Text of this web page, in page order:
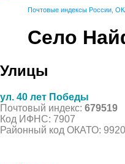
Почтовые индексы России,
Село
Улицы
ул. 40 лет Победы
Почтовый индекс: 679519
Код ИФНС: 7907
Районный код ОКАТО: